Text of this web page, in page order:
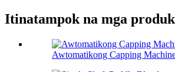
Itinatampok na mga
Awtomatikong Capping